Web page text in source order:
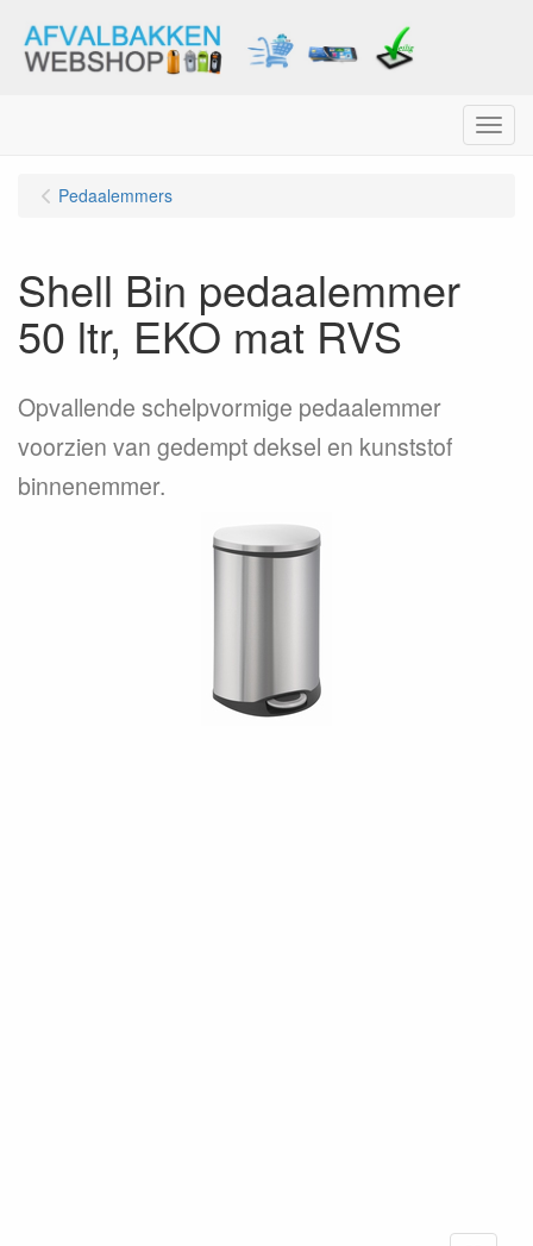
Menu
Pedaalemmers
Shell Bin pedaalemmer
50 ltr, EKO mat RVS
Opvallende schelpvormige pedaalemmer
voorzien van gedempt deksel en kunststof
binnenemmer.